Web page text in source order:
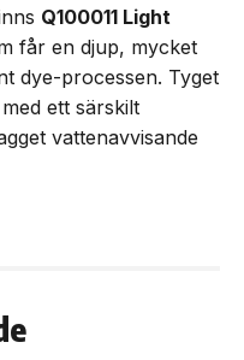
Q100011 Light
får en djup, mycket
dye-processen. Tyget
ett särskilt
vattenavvisande